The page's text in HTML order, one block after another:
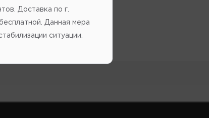
Доставка по г.
Данная мера
ситуации.